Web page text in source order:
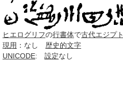
ヒエログリフの行書体で古代エジプト
現用 ：なし 歴史的文字
UNICODE: 設定なし